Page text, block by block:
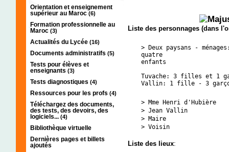
Orientation et enseignement
supérieur au Maroc (6)
Formation professionnelle au
Maroc (3)
Actualités du Lycée (16)
Documents administratifs (5)
Tests pour élèves et
enseignants (3)
Tests diagnostiques (4)
Ressources pour les profs (4)
Téléchargez des documents,
des tests, des devoirs, des
logiciels... (4)
Bibliothèque virtuelle
Dernières pages et billets
ajoutés
Liste des personnages (dans
> Deux paysans -
quatre
enfants
Tuvache: 3 filles et 1
Vallin: 1 fille - 3
> Mme Henri d'Hubière
> Jean Vallin
> Maire
> Voisin
Liste des lieux: